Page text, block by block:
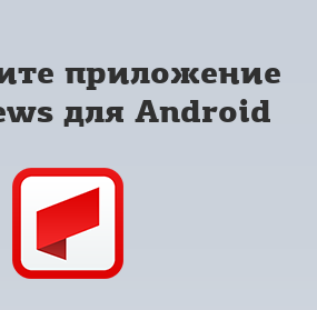
приложение
для Android